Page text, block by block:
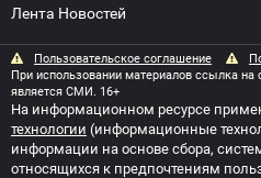
Лента Новостей
Пользовательское соглашение
При использовании материалов ссылка на
является СМИ. 16+
На информационном ресурсе
технологии (информационные
информации на основе сбора,
относящихся к предпочтениям